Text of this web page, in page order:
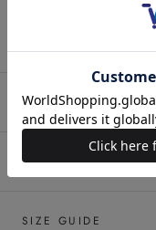
men's model：
SHIPPING &
GIFT WRAPPING
SIZE GUIDE